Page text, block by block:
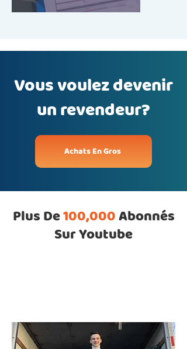
Vous voulez devenir
un revendeur?
Achats En Gros
Plus De100,000Abonnés
Sur Youtube